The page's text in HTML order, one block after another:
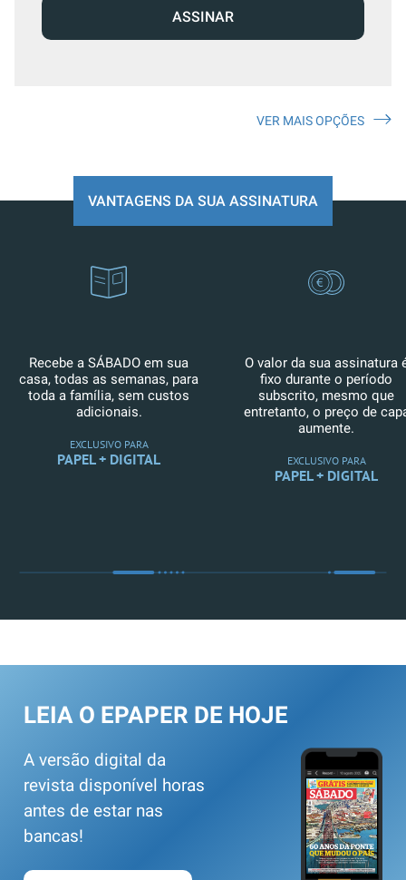
ASSINAR
VER MAIS OPÇÕES
VANTAGENS DA SUA ASSINATURA
Recebe a SÁBADO em sua
casa, todas as semanas, para
toda a família, sem custos
adicionais.
EXCLUSIVO PARA
PAPEL + DIGITAL
O valor da sua assinatura
fixo durante o período
subscrito, mesmo que
entretanto, o preço de
aumente.
EXCLUSIVO PARA
PAPEL + DIGITAL
LEIA O EPAPER DE HOJE
A versão digital da
revista disponível horas
antes de estar nas
bancas!